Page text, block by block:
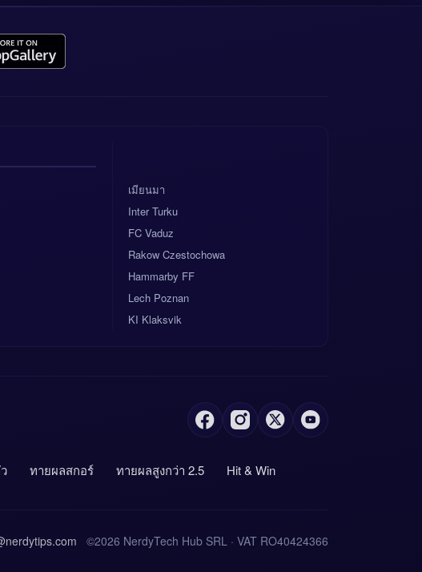
เมียนมา
Inter Turku
FC Vaduz
Rakow Czestochowa
Hammarby FF
Lech Poznan
KI Klaksvik
ทายผลสกอร์ ทายผลสูงกว่า 2.5 Hit & Win
©2026 NerdyTech Hub SRL · VAT RO40424366